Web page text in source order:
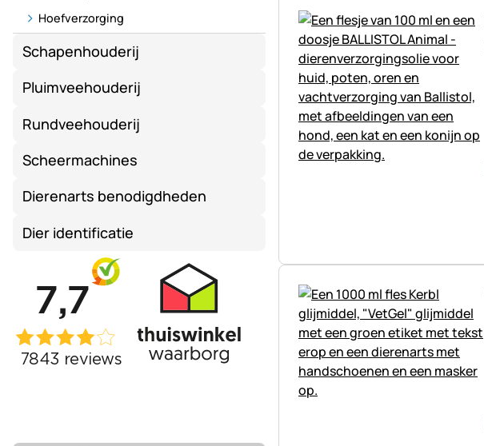
Hoefverzorging
Schapenhouderij
Pluimveehouderij
Rundveehouderij
Scheermachines
Dierenarts benodigdheden
Dier identificatie